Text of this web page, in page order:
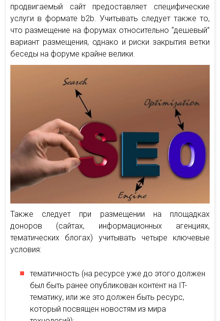
продвигаемый сайт предоставляет специфические
услуги в формате b2b. Учитывать следует также то,
что размещение на форумах относительно “дешевый”
вариант размещения, однако и риски закрытия ветки
беседы на форуме крайне велики.
Также следует при размещении на площадках
доноров (сайтах, информационных агенциях,
тематических блогах) учитывать четыре ключевые
условия:
тематичность (на ресурсе уже до этого должен
был быть ранее опубликован контент на IT-
тематику, или же это должен быть ресурс,
который посвящен новостям из мира